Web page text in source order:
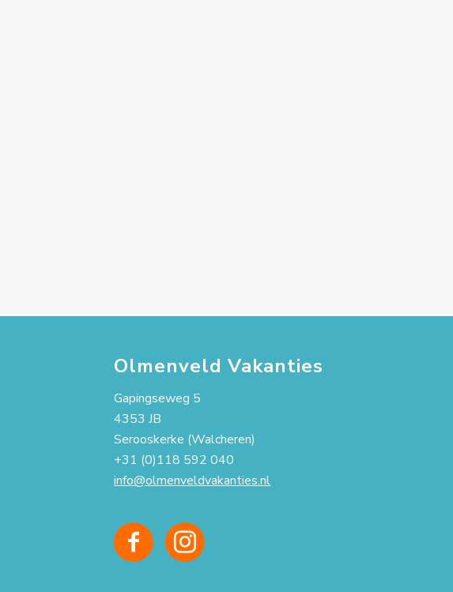
Olmenveld Vakanties
Gapingseweg 5
4353 JB
Serooskerke (Walcheren)
+31 (0)118 592 040
info@olmenveldvakanties.nl